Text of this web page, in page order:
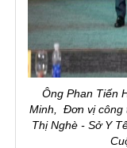
Ông Phan Tiến
Minh, Đơn vị công
Thị Nghè - Sở Y